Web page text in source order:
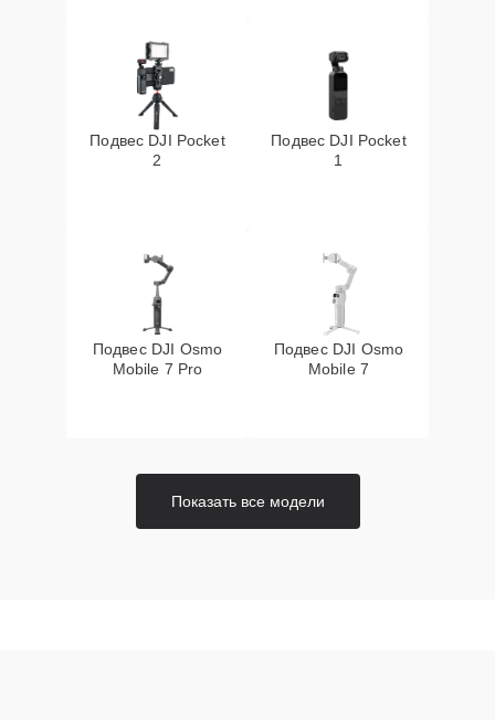
Подвес DJI Pocket
2
Подвес DJI Pocket
1
Подвес DJI Osmo
Mobile 7 Pro
Подвес DJI Osmo
Mobile 7
Показать все модели